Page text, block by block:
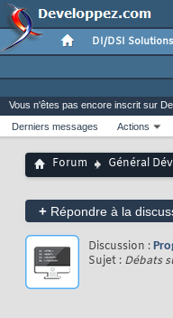
DI/DSI
Vous n'êtes pas encore inscrit sur
Derniers messages
Actions
Forum Général
+ Répondre à la
Discussion :
Sujet : Débats